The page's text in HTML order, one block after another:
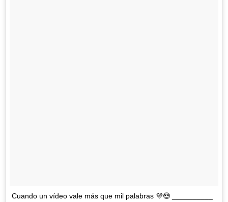
Cuando un vídeo vale más que mil palabras 💜😍 __________